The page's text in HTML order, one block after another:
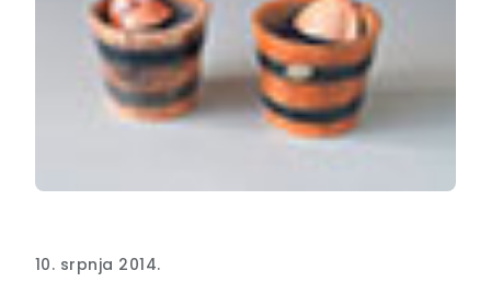
10. srpnja 2014.